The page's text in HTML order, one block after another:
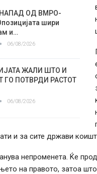
ОД ВМРО-
шири
и…
06/08/2026
ЖАЛИ ШТО И
ГО ПОТВРДИ РАСТОТ
06/08/2026
и за сите држави
непроменета. Ќе
на правото, затоа